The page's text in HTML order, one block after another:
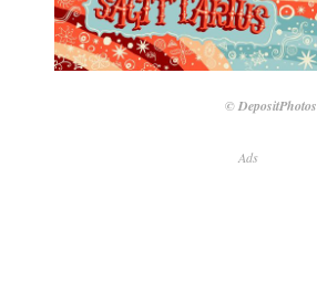
© DepositPhotos
Ads